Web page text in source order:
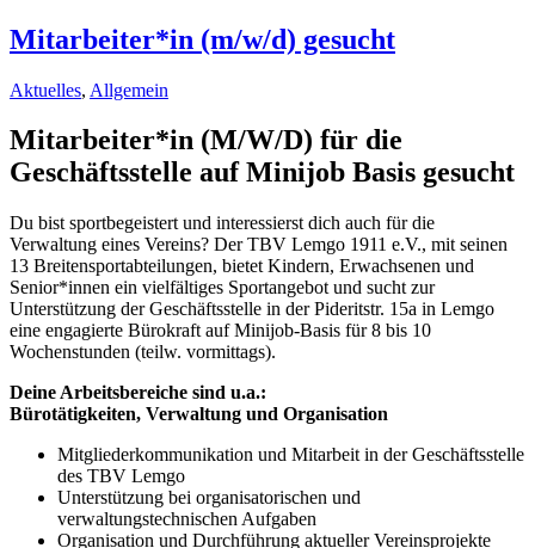
Mitarbeiter*in (m/w/d) gesucht
Aktuelles, Allgemein
Mitarbeiter*in (M/W/D) für die
Geschäftsstelle auf Minijob Basis gesucht
Du bist sportbegeistert und interessierst dich auch für die
Verwaltung eines Vereins? Der TBV Lemgo 1911 e.V., mit seinen
13 Breitensportabteilungen, bietet Kindern, Erwachsenen und
Senior*innen ein vielfältiges Sportangebot und sucht zur
Unterstützung der Geschäftsstelle in der Pideritstr. 15a in Lemgo
eine engagierte Bürokraft auf Minijob-Basis für 8 bis 10
Wochenstunden (teilw. vormittags).
Deine Arbeitsbereiche sind u.a.:
Bürotätigkeiten, Verwaltung und Organisation
Mitgliederkommunikation und Mitarbeit in der Geschäftsstelle
des TBV Lemgo
Unterstützung bei organisatorischen und
verwaltungstechnischen Aufgaben
Organisation und Durchführung aktueller Vereinsprojekte